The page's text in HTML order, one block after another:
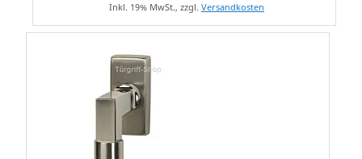
Inkl. 19% MwSt., zzgl. Versandkosten